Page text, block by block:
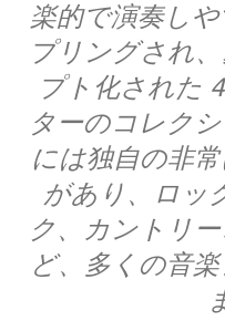
楽的で演奏し
プリングされ
プト化された
ターのコレク
には独自の非
があり、ロッ
ク、カントリ
ど、多くの音